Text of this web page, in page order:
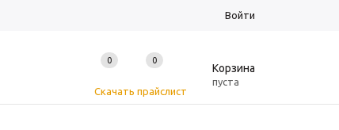
Войти
Скачать прайслист
0 0
Корзина
пуста